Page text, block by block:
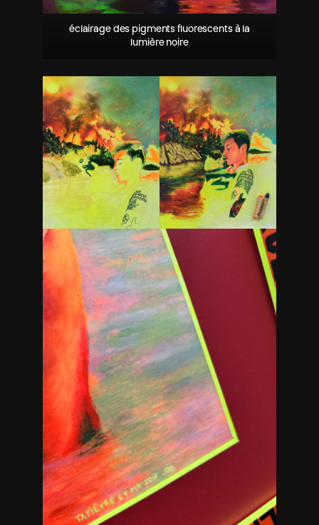
éclairage des pigments fluorescents à la
lumière noire